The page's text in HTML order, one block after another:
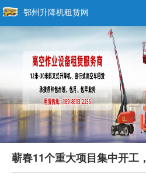
鄂州升降机租赁网
蕲春11个重大项目集中开工